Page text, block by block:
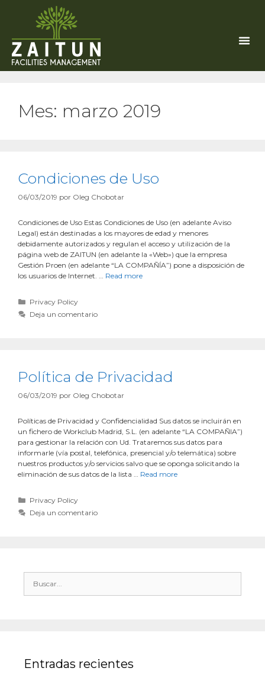
Mes: marzo 2019
Condiciones de Uso
06/03/2019 por Oleg Chobotar
Condiciones de Uso Estas Condiciones de Uso (en adelante Aviso
Legal) están destinadas a los mayores de edad y menores
debidamente autorizados y regulan el acceso y utilización de la
página web de ZAITUN (en adelante la «Web») que la empresa
Gestión Proen (en adelante “LA COMPAÑÍA”) pone a disposición de
los usuarios de Internet. … Read more
Privacy Policy
Deja un comentario
Política de Privacidad
06/03/2019 por Oleg Chobotar
Políticas de Privacidad y Confidencialidad Sus datos se incluirán en
un fichero de Workclub Madrid, S.L. (en adelante “LA COMPAÑIA”)
para gestionar la relación con Ud. Trataremos sus datos para
informarle (vía postal, telefónica, presencial y/o telemática) sobre
nuestros productos y/o servicios salvo que se oponga solicitando la
eliminación de sus datos de la lista … Read more
Privacy Policy
Deja un comentario
Entradas recientes